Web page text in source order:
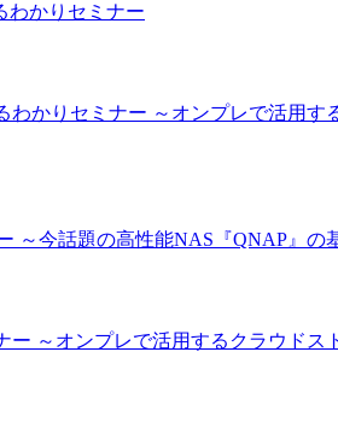
わかりセミナー
わかりセミナー ～オンプレで活用す
～今話題の高性能NAS『QNAP』の
ー ～オンプレで活用するクラウドス